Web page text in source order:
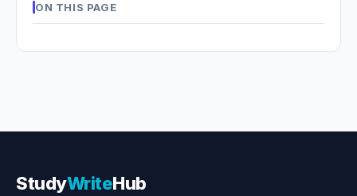
ON THIS PAGE
StudyWriteHub